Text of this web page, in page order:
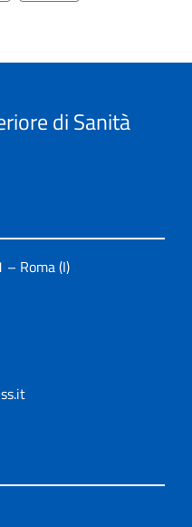
di Sanità
– Roma (I)